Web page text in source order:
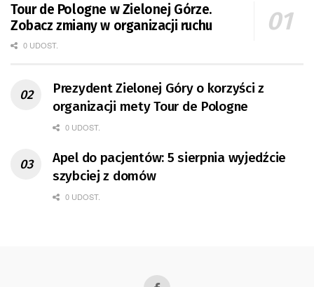
Tour de Pologne w Zielonej Górze.
Zobacz zmiany w organizacji ruchu
0 UDOST.
Prezydent Zielonej Góry o korzyści z
organizacji mety Tour de Pologne
0 UDOST.
Apel do pacjentów: 5 sierpnia wyjedźcie
szybciej z domów
0 UDOST.